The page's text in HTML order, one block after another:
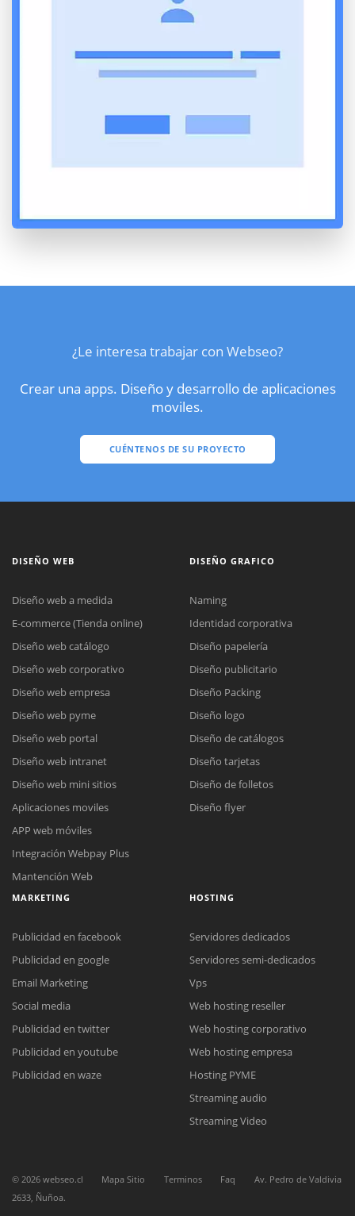
¿Le interesa trabajar con Webseo?
Crear una apps. Diseño y desarrollo de aplicaciones
moviles.
CUÉNTENOS DE SU PROYECTO
Reunión online
Nuestros ejecutivos le enviarán un correo electrónico con el enlace a
Meet para la reunión online.
Cotización
Chat Online
Todos nuestros ejecutivos están fuera de línea. Complete el formulario
DISEÑO WEB
Diseño web a medida
E-commerce (Tienda online)
Diseño web catálogo
Diseño web corporativo
Diseño web empresa
Diseño web pyme
Diseño web portal
Diseño web intranet
Diseño web mini sitios
Aplicaciones moviles
APP web móviles
Integración Webpay Plus
Mantención Web
DISEÑO GRAFICO
Naming
Identidad corporativa
Diseño papelería
Diseño publicitario
Diseño Packing
Diseño logo
Diseño de catálogos
Diseño tarjetas
Diseño de folletos
Diseño flyer
MARKETING
Publicidad en facebook
Publicidad en google
Email Marketing
Social media
Publicidad en twitter
Publicidad en youtube
Publicidad en waze
HOSTING
Servidores dedicados
Servidores semi-dedicados
Vps
Web hosting reseller
Web hosting corporativo
Web hosting empresa
Hosting PYME
Streaming audio
Streaming Video
© 2026 webseo.cl Mapa Sitio Terminos Faq
Av. Pedro de Valdivia
2633, Ñuñoa.